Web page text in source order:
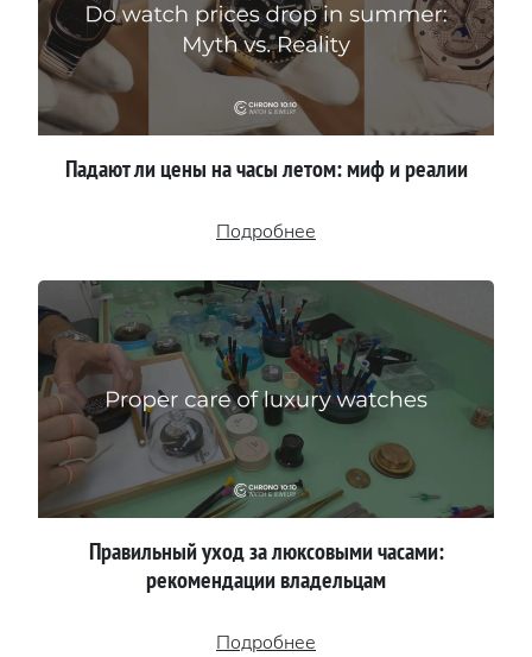
Падают ли цены на часы летом: миф и реалии
Подробнее
Правильный уход за люксовыми часами:
рекомендации владельцам
Подробнее